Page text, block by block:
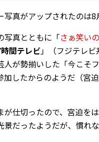
写真がアップされたのは8
写真とともに「さぁ笑い
間テレビ 」（フジテレ
人が勢揃いした「今こそ
加したからのようだ（宮
が仕切ったので、宮迫を
景だったようだが、慣れ